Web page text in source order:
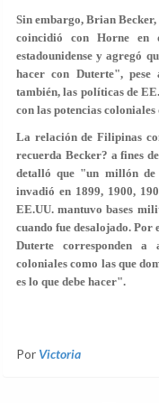
Sin embargo, Brian
coincidió con Horne en
estadounidense y agregó
hacer con Duterte",
también, las políticas de
con las potencias
La relación de Filipinas
recuerda Becker? a fines
detalló que "un millón de
invadió en 1899, 1900,
EE.UU. mantuvo bases
cuando fue desalojado. Por
Duterte corresponden
coloniales como las que
es lo que debe hacer".
Por Victoria